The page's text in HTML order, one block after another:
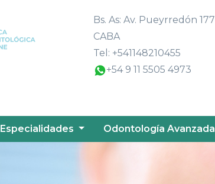
Bs. As: Av. Pueyrredón
CABA
Tel: +541148210455
+54 9 11 5505 4973
Especialidades Odontología Avanzada